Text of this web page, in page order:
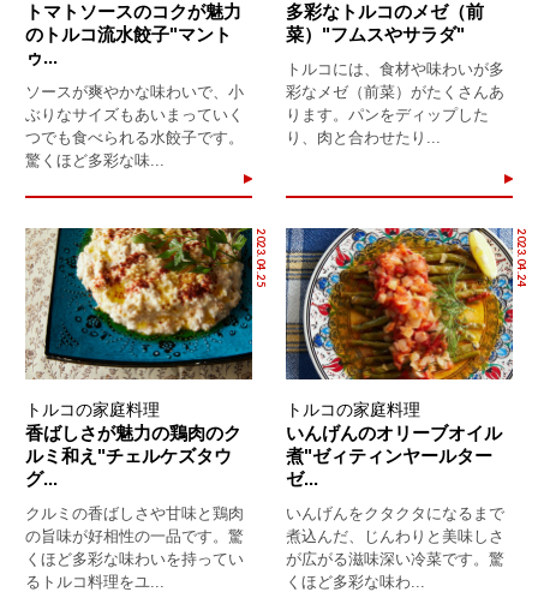
トマトソースのコクが魅力
のトルコ流水餃子"マント
ゥ...
ソースが爽やかな味わいで、小
ぶりなサイズもあいまっていく
つでも食べられる水餃子です。
驚くほど多彩な味...
多彩なトルコのメゼ（前
菜）"フムスやサラダ"
トルコには、食材や味わいが多
彩なメゼ（前菜）がたくさんあ
ります。パンをディップした
り、肉と合わせたり...
2023.04.25
トルコの家庭料理
香ばしさが魅力の鶏肉のク
ルミ和え"チェルケズタウ
グ...
クルミの香ばしさや甘味と鶏肉
の旨味が好相性の一品です。驚
くほど多彩な味わいを持ってい
るトルコ料理をユ...
2023.04.24
トルコの家庭料理
いんげんのオリーブオイル
煮"ゼィティンヤールター
ゼ...
いんげんをクタクタになるまで
煮込んだ、じんわりと美味しさ
が広がる滋味深い冷菜です。驚
くほど多彩な味わ...